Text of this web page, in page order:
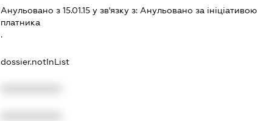
Анульовано з 15.01.15 у зв'язку з: Анульовано за iнiцiативою
платника
.
dossier.notInList